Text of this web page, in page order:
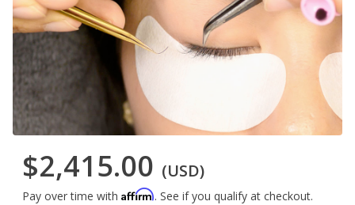
$2,415.00 (USD)
Pay over time with Affirm. See if you qualify at checkout.